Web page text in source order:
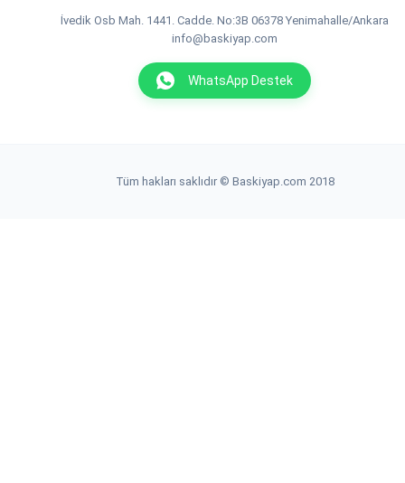
İvedik Osb Mah. 1441. Cadde. No:3B 06378 Yenimahalle/Ankara
info@baskiyap.com
WhatsApp Destek
Tüm hakları saklıdır © Baskiyap.com 2018